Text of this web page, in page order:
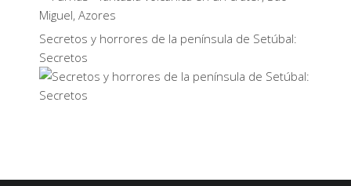
Secretos y horrores de la península de Setúbal:
Secretos